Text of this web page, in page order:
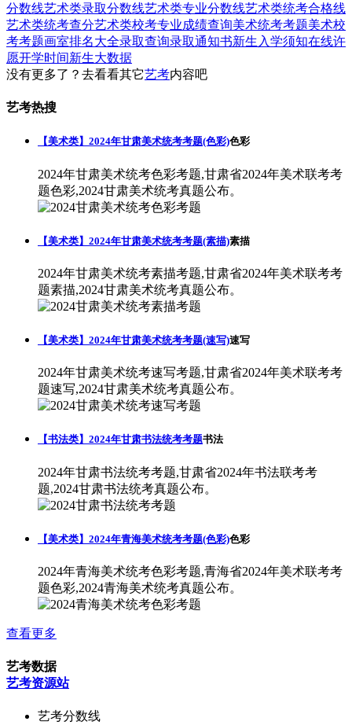
分数线艺术类录取分数线艺术类专业分数线艺术类统考合格线
艺术类统考查分艺术类校考专业成绩查询美术统考考题美术校
考考题画室排名大全录取查询录取通知书新生入学须知在线许
愿开学时间新生大数据
没有更多了？去看看其它艺考内容吧
艺考热搜
【美术类】2024年甘肃美术统考考题(色彩)色彩
2024年甘肃美术统考色彩考题,甘肃省2024年美术联考考
题色彩,2024甘肃美术统考真题公布。
【美术类】2024年甘肃美术统考考题(素描)素描
2024年甘肃美术统考素描考题,甘肃省2024年美术联考考
题素描,2024甘肃美术统考真题公布。
【美术类】2024年甘肃美术统考考题(速写)速写
2024年甘肃美术统考速写考题,甘肃省2024年美术联考考
题速写,2024甘肃美术统考真题公布。
【书法类】2024年甘肃书法统考考题书法
2024年甘肃书法统考考题,甘肃省2024年书法联考考
题,2024甘肃书法统考真题公布。
【美术类】2024年青海美术统考考题(色彩)色彩
2024年青海美术统考色彩考题,青海省2024年美术联考考
题色彩,2024青海美术统考真题公布。
查看更多
艺考数据
艺考资源站
艺考分数线